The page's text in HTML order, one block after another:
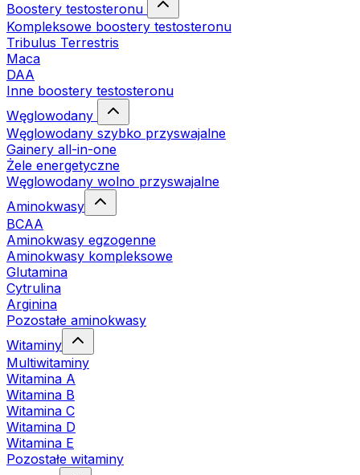
Boostery testosteronu
Kompleksowe boostery testosteronu
Tribulus Terrestris
Maca
DAA
Inne boostery testosteronu
Węglowodany
Węglowodany szybko przyswajalne
Gainery all-in-one
Żele energetyczne
Węglowodany wolno przyswajalne
Aminokwasy
BCAA
Aminokwasy egzogenne
Aminokwasy kompleksowe
Glutamina
Cytrulina
Arginina
Pozostałe aminokwasy
Witaminy
Multiwitaminy
Witamina A
Witamina B
Witamina C
Witamina D
Witamina E
Pozostałe witaminy